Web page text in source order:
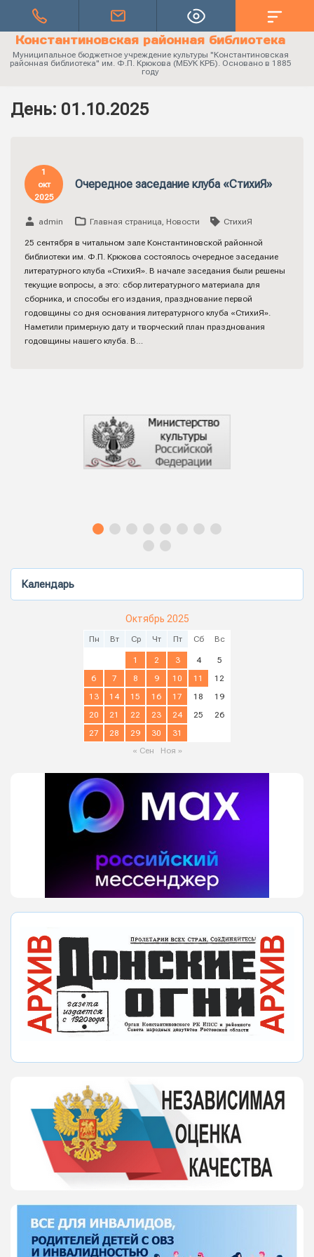
Константиновская районная библиотека
Муниципальное бюджетное учреждение культуры "Константиновская
районная библиотека" им. Ф.П. Крюкова (МБУК КРБ). Основано в 1885
году
Календарь
Октябрь 2025
Пн Вт Ср Чт Пт Сб Вс
1 2 3 4
5
6
7 8 9 10 11
12
13
14 15 16 17 18
19
20
21 22 23 24 25
26
27
28 29 30
31
« Сен
Ноя »
День: 01.10.2025
1
окт
2025
Очередное заседание клуба «СтихиЯ»
admin Главная страница, Новости СтихиЯ
25 сентября в читальном зале Константиновской районной
библиотеки им. Ф.П. Крюкова состоялось очередное заседание
литературного клуба «СтихиЯ». В начале заседания были решены
текущие вопросы, а это: сбор литературного материала для
сборника, и способы его издания, празднование первой
годовщины со дня основания литературного клуба «СтихиЯ».
Наметили примерную дату и творческий план празднования
годовщины нашего клуба. В…